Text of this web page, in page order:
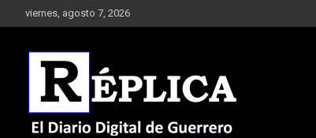
al
viernes, agosto 7, 2026